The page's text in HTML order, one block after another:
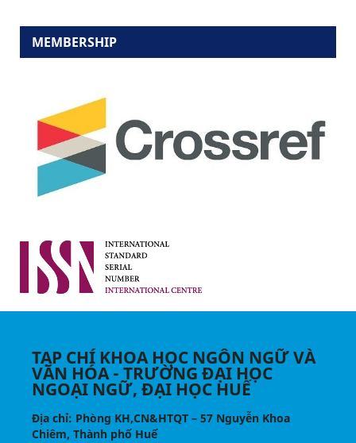
MEMBERSHIP
TẠP CHÍ KHOA HỌC NGÔN NGỮ VÀ
VĂN HÓA - TRƯỜNG ĐẠI HỌC
NGOẠI NGỮ, ĐẠI HỌC HUẾ
Địa chỉ: Phòng KH,CN&HTQT – 57 Nguyễn Khoa
Chiêm, Thành phố Huế